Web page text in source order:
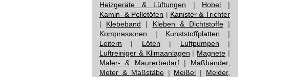
Heizgeräte & Lüftungen | Hobel |
Kamin- & Pelletöfen | Kanister & Trichter
| Klebeband | Kleben & Dichtstoffe|
Kompressoren | Kunststoffplatten |
Leitern | Löten | Luftpumpen |
Luftreiniger & Klimaanlagen | Magnete |
Maler- & Maurerbedarf| Maßbänder,
Meter & Maßstäbe| Meißel | Melder,